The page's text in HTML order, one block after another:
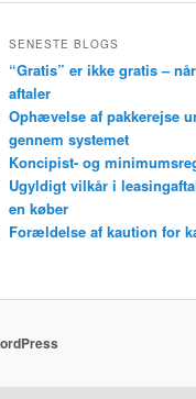
SENESTE BLOGS
“Gratis” er ikke gratis –
aftaler
Ophævelse af pakkerejse
gennem systemet
Koncipist- og
Ugyldigt vilkår i
en køber
Forældelse af kaution for